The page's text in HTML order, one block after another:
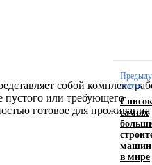
собой комплекс
или требующего
готовое для проживания
статья
Список
самых
машин
в мире